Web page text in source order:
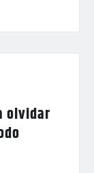
olvidar